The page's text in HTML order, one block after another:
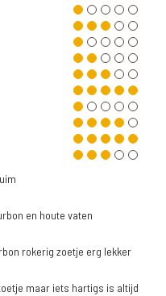
en houte vaten
rokerig zoetje erg lekker
maar iets hartigs is altijd